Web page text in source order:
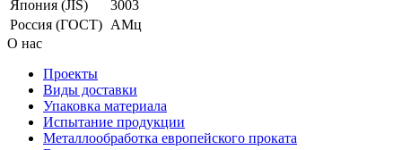
Япония (JIS)
3003
Россия (ГОСТ) АМц
О нас
Проекты
Виды доставки
Упаковка материала
Испытание продукции
Металлообработка европейского проката